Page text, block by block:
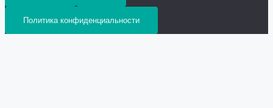
Политика конфиденциальности